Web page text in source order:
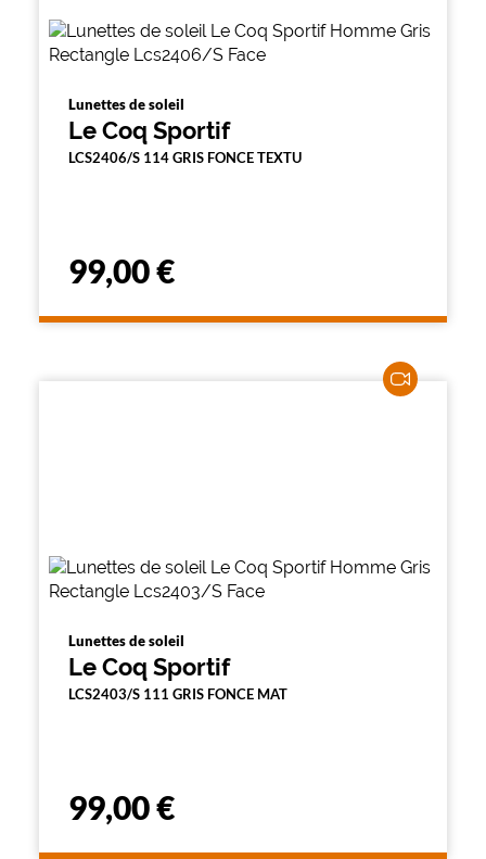
Lunettes de soleil
Le Coq Sportif
LCS2406/S 114 GRIS FONCE TEXTU
99,00 €
Lunettes de soleil
Le Coq Sportif
LCS2403/S 111 GRIS FONCE MAT
99,00 €